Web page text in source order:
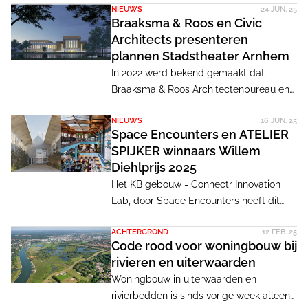
middelgrote (universiteits)steden als
Arnhem, Nijmegen en Maastricht bij de
bouwopgave de hoogte in. 'Iedereen
snapt dat alleen grondgebonden
woningen bouwen niet logisch is.'
NIEUWS 24 JUN. 25
Braaksma & Roos en Civic
Architects presenteren
plannen Stadstheater Arnhem
In 2022 werd bekend gemaakt dat
Braaksma & Roos Architectenbureau en
ARUP de tender hadden gewonnen voor
de transformatie van het Stadstheater
Arnhem. Het definitief ontwerp werd
donderdag gepresenteerd in
Architectuurcentrum CASA.
NIEUWS 16 JUN. 25
Space Encounters en ATELIER
SPIJKER winnaars Willem
Diehlprijs 2025
Het KB gebouw - Connectr Innovation
Lab, door Space Encounters heeft dit
Diehlprijs gewonnen. De publieksprijs
ging naar Restobar Flor Fina door Atelier
Spijker. De Willem Diehlprijs is de
tweejaarlijkse prijs voor de beste
restauratie, renovatie, transformatie en
ACHTERGROND 12 FEB. 25
Code rood voor woningbouw bij
rivieren en uiterwaarden
Woningbouw in uiterwaarden en
rivierbedden is sinds vorige week alleen